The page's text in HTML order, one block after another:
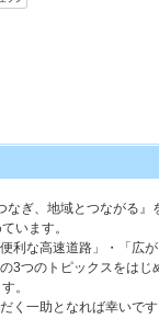
ぎ、地域とつながる』
います。
利な高速道路」・「広
3つのトピックスをはじ
。
く一助となれば幸いです